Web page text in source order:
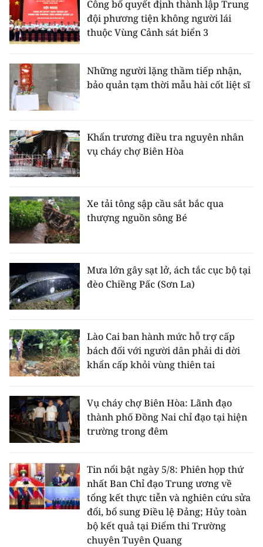
Công bố quyết định thành lập Trung
đội phương tiện không người lái
thuộc Vùng Cảnh sát biển 3
Những người lặng thầm tiếp nhận,
bảo quản tạm thời mẫu hài cốt liệt sĩ
Khẩn trương điều tra nguyên nhân
vụ cháy chợ Biên Hòa
Xe tải tông sập cầu sắt bắc qua
thượng nguồn sông Bé
Mưa lớn gây sạt lở, ách tắc cục bộ tại
đèo Chiềng Pấc (Sơn La)
Lào Cai ban hành mức hỗ trợ cấp
bách đối với người dân phải di dời
khẩn cấp khỏi vùng thiên tai
Vụ cháy chợ Biên Hòa: Lãnh đạo
thành phố Đồng Nai chỉ đạo tại hiện
trường trong đêm
Tin nổi bật ngày 5/8: Phiên họp thứ
nhất Ban Chỉ đạo Trung ương về
tổng kết thực tiễn và nghiên cứu sửa
đổi, bổ sung Điều lệ Đảng; Hủy toàn
bộ kết quả tại Điểm thi Trường
chuyên Tuyên Quang